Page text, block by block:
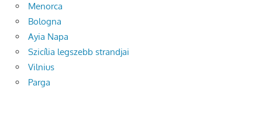
Menorca
Bologna
Ayia Napa
Szicília legszebb strandjai
Vilnius
Parga